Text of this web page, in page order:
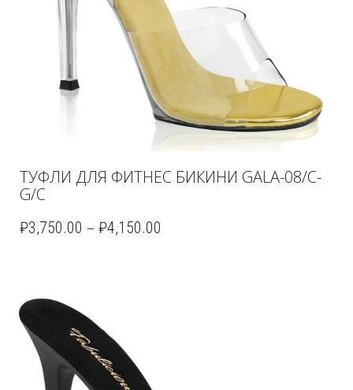
ТУФЛИ ДЛЯ ФИТНЕС БИКИНИ GALA-08/C-
G/C
₽3,750.00 – ₽4,150.00